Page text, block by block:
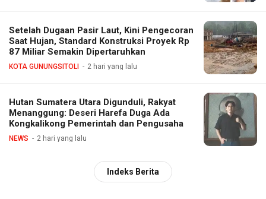
Setelah Dugaan Pasir Laut, Kini Pengecoran
Saat Hujan, Standard Konstruksi Proyek Rp
87 Miliar Semakin Dipertaruhkan
KOTA GUNUNGSITOLI 2 hari yang lalu
Hutan Sumatera Utara Digunduli, Rakyat
Menanggung: Deseri Harefa Duga Ada
Kongkalikong Pemerintah dan Pengusaha
NEWS 2 hari yang lalu
Indeks Berita